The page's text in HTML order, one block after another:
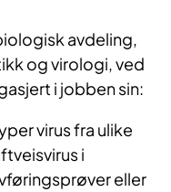
avdeling,
og virologi, ved
i jobben sin:
virus fra ulike
i
eller